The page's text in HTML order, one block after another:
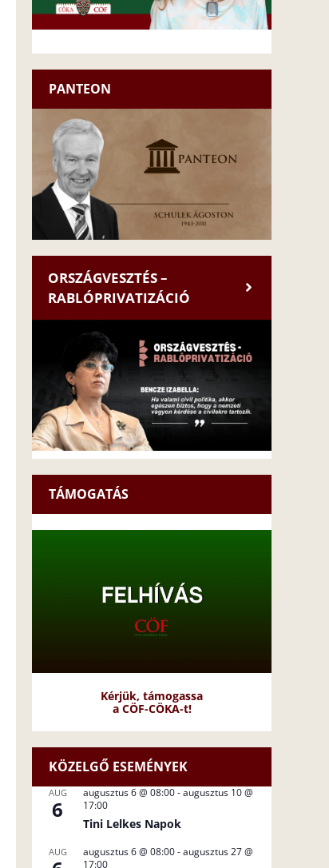
PANTEON
ORSZÁGVESZTÉS –
RABLÓPRIVATIZÁCIÓ
TÁMOGATÁS
Kérjük, támogassa
a CÖF-CÖKA-t!
KÖZELGŐ ESEMÉNYEK
AUG
6
augusztus 6 @ 08:00-augusztus 10 @
17:00
Tini Lelkes Napok
AUG augusztus 6 @ 08:00-augusztus 27 @
17:00